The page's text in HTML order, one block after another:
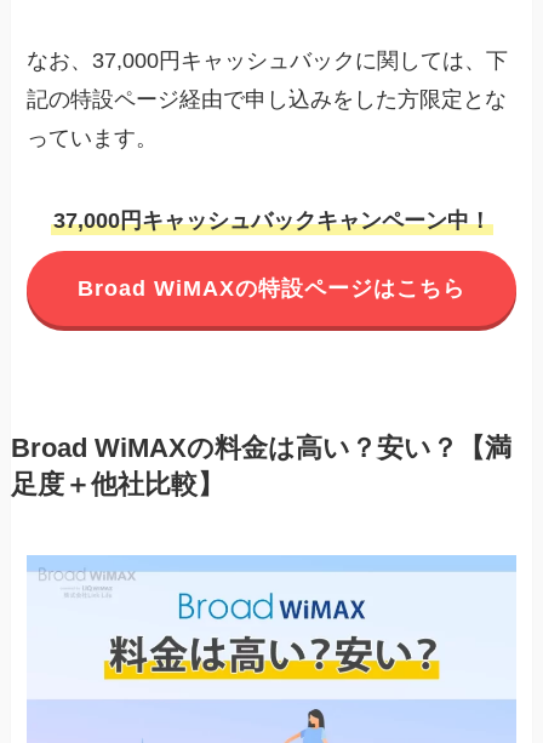
なお、37,000円キャッシュバックに関しては、下
記の特設ページ経由で申し込みをした方限定とな
っています。
37,000円キャッシュバックキャンペーン中！
Broad WiMAXの特設ページはこちら
Broad WiMAXの料金は高い？安い？【満
足度＋他社比較】